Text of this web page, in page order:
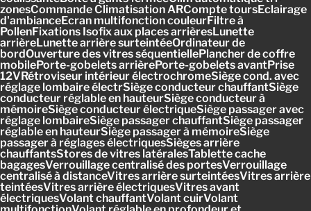
zonesCommande Climatisation ARCompte toursEclairage
d'ambianceEcran multifonction couleurFiltre à
PollenFixations Isofix aux places arrièresLunette
arrièreLunette arrière surteintéeOrdinateur de
bordOuverture des vitres séquentiellePlancher de coffre
mobilePorte-gobelets arrièrePorte-gobelets avantPrise
12VRétroviseur intérieur électrochromeSiège cond. avec
réglage lombaire électrSiège conducteur chauffantSiège
conducteur réglable en hauteurSiège conducteur à
mémoireSiège conducteur électriqueSiège passager avec
réglage lombaireSiège passager chauffantSiège passager
réglable en hauteurSiège passager à mémoireSiège
passager à réglages électriquesSièges arrière
chauffantsStores de vitres latéralesTablette cache
bagagesVerrouillage centralisé des portesVerrouillage
centralisé à distanceVitres arrière surteintéesVitres arrière
teintéesVitres arrière électriquesVitres avant
électriquesVolant chauffantVolant cuirVolant